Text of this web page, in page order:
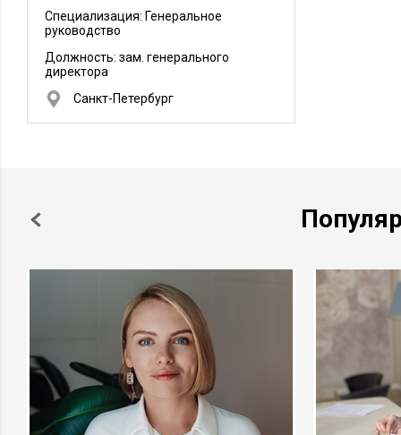
Специализация: Генеральное
руководство
Должность: зам. генерального
директора
Санкт-Петербург